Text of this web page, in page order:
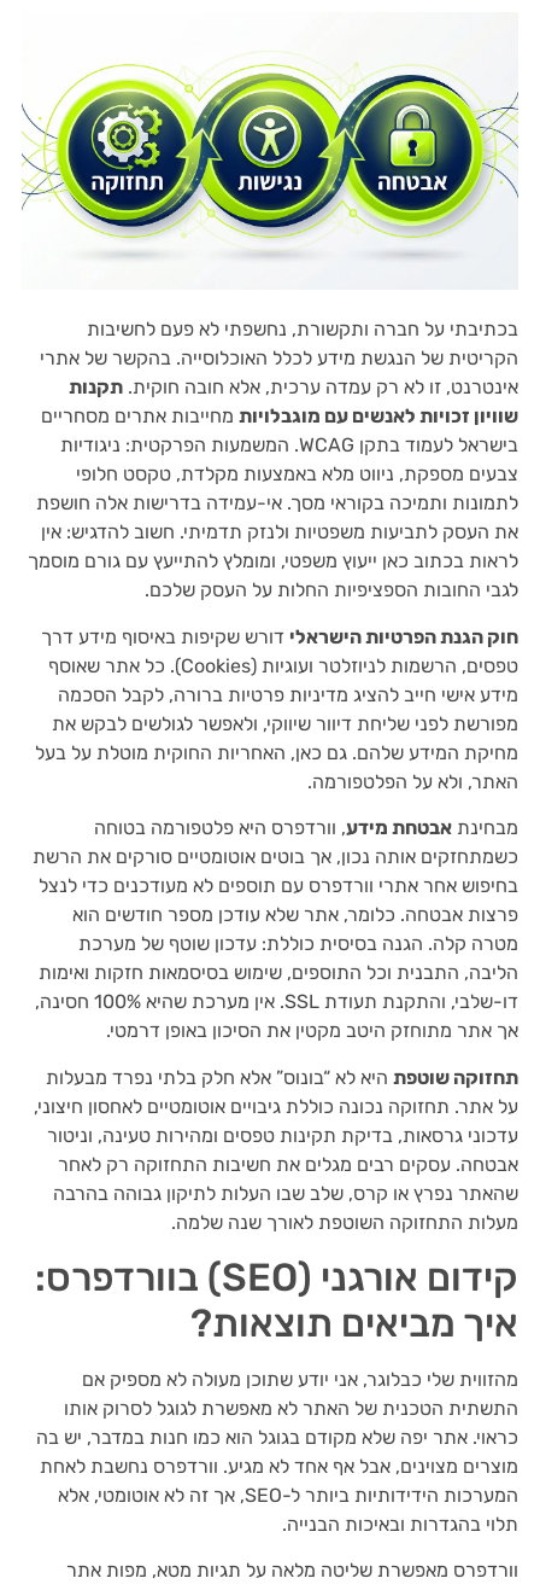
בכתיבתי על חברה ותקשורת, נחשפתי לא פעם לחשיבות
הקריטית של הנגשת מידע לכלל האוכלוסייה. בהקשר של אתרי
אינטרנט, זו לא רק עמדה ערכית, אלא חובה חוקית. תקנות
שוויון זכויות לאנשים עם מוגבלויות מחייבות אתרים מסחריים
בישראל לעמוד בתקן WCAG. המשמעות הפרקטית: ניגודיות
צבעים מספקת, ניווט מלא באמצעות מקלדת, טקסט חלופי
לתמונות ותמיכה בקוראי מסך. אי-עמידה בדרישות אלה חושפת
את העסק לתביעות משפטיות ולנזק תדמיתי. חשוב להדגיש: אין
לראות בכתוב כאן ייעוץ משפטי, ומומלץ להתייעץ עם גורם מוסמך
לגבי החובות הספציפיות החלות על העסק שלכם.
חוק הגנת הפרטיות הישראלי דורש שקיפות באיסוף מידע דרך
טפסים, הרשמות לניוזלטר ועוגיות (Cookies). כל אתר שאוסף
מידע אישי חייב להציג מדיניות פרטיות ברורה, לקבל הסכמה
מפורשת לפני שליחת דיוור שיווקי, ולאפשר לגולשים לבקש את
מחיקת המידע שלהם. גם כאן, האחריות החוקית מוטלת על בעל
האתר, ולא על הפלטפורמה.
מבחינת אבטחת מידע, וורדפרס היא פלטפורמה בטוחה
כשמתחזקים אותה נכון, אך בוטים אוטומטיים סורקים את הרשת
בחיפוש אחר אתרי וורדפרס עם תוספים לא מעודכנים כדי לנצל
פרצות אבטחה. כלומר, אתר שלא עודכן מספר חודשים הוא
מטרה קלה. הגנה בסיסית כוללת: עדכון שוטף של מערכת
הליבה, התבנית וכל התוספים, שימוש בסיסמאות חזקות ואימות
דו-שלבי, והתקנת תעודת SSL. אין מערכת שהיא 100% חסינה,
אך אתר מתוחזק היטב מקטין את הסיכון באופן דרמטי.
תחזוקה שוטפת היא לא “בונוס” אלא חלק בלתי נפרד מבעלות
על אתר. תחזוקה נכונה כוללת גיבויים אוטומטיים לאחסון חיצוני,
עדכוני גרסאות, בדיקת תקינות טפסים ומהירות טעינה, וניטור
אבטחה. עסקים רבים מגלים את חשיבות התחזוקה רק לאחר
שהאתר נפרץ או קרס, שלב שבו העלות לתיקון גבוהה בהרבה
מעלות התחזוקה השוטפת לאורך שנה שלמה.
קידום אורגני (SEO) בוורדפרס:
איך מביאים תוצאות?
מהזווית שלי כבלוגר, אני יודע שתוכן מעולה לא מספיק אם
התשתית הטכנית של האתר לא מאפשרת לגוגל לסרוק אותו
כראוי. אתר יפה שלא מקודם בגוגל הוא כמו חנות במדבר, יש בה
מוצרים מצוינים, אבל אף אחד לא מגיע. וורדפרס נחשבת לאחת
המערכות הידידותיות ביותר ל-SEO, אך זה לא אוטומטי, אלא
תלוי בהגדרות ובאיכות הבנייה.
וורדפרס מאפשרת שליטה מלאה על תגיות מטא, מפות אתר